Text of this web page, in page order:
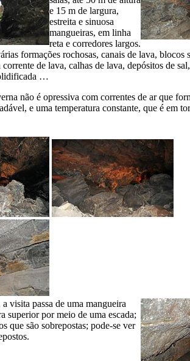
e 15 m de largura,
estreita e sinuosa
mangueiras, em linha
reta e corredores largos.
formações rochosas, canais de lava, blocos
de lava, calhas de lava, depósitos de
…
não é opressiva com correntes de ar que
e uma temperatura constante, que é em
visita passa de uma mangueira
superior por meio de uma escada;
que são sobrepostas; pode-se ver